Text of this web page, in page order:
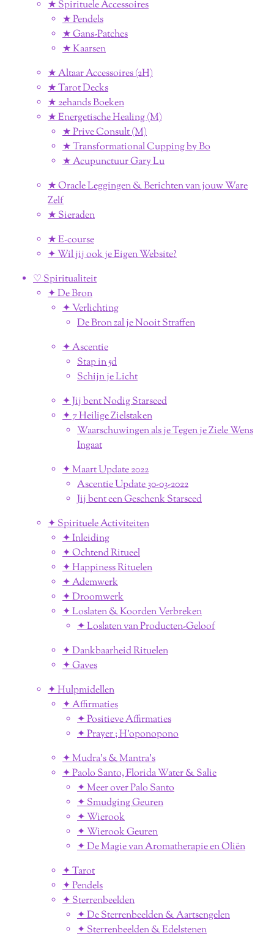
★ Spirituele Accessoires
★ Pendels
★ Gans-Patches
★ Kaarsen
★ Altaar Accessoires (2H)
★ Tarot Decks
★ 2ehands Boeken
★ Energetische Healing (M)
★ Prive Consult (M)
★ Transformational Cupping by Bo
★ Acupunctuur Gary Lu
★ Oracle Leggingen & Berichten van jouw Ware
Zelf
★ Sieraden
★ E-course
✦ Wil jij ook je Eigen Website?
♡ Spiritualiteit
✦ De Bron
✦ Verlichting
De Bron zal je Nooit Straffen
✦ Ascentie
Stap in 5d
Schijn je Licht
✦ Jij bent Nodig Starseed
✦ 7 Heilige Zielstaken
Waarschuwingen als je Tegen je Ziele Wens
Ingaat
✦ Maart Update 2022
Ascentie Update 30-03-2022
Jij bent een Geschenk Starseed
✦ Spirituele Activiteiten
✦ Inleiding
✦ Ochtend Ritueel
✦ Happiness Rituelen
✦ Ademwerk
✦ Droomwerk
✦ Loslaten & Koorden Verbreken
✦ Loslaten van Producten-Geloof
✦ Dankbaarheid Rituelen
✦ Gaves
✦ Hulpmidellen
✦ Affirmaties
✦ Positieve Affirmaties
✦ Prayer ; H'oponopono
✦ Mudra's & Mantra's
✦ Paolo Santo, Florida Water & Salie
✦ Meer over Palo Santo
✦ Smudging Geuren
✦ Wierook
✦ Wierook Geuren
✦ De Magie van Aromatherapie en Oliën
✦ Tarot
✦ Pendels
✦ Sterrenbeelden
✦ De Sterrenbeelden & Aartsengelen
✦ Sterrenbeelden & Edelstenen